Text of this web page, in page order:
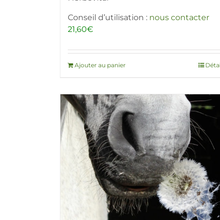
Conseil d’utilisation : nous contacter
21,60€
Ajouter au panier